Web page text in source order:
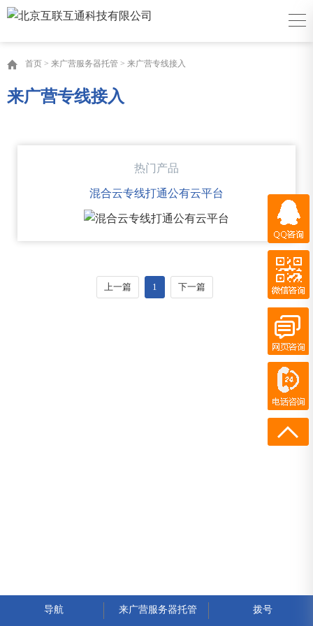
首页 > 来广营服务器托管 > 来广营专线接入
来广营专线接入
热门产品
混合云专线打通公有云平台
上一篇 1 下一篇
QQ咨询
QQ客服
百度商桥
导航 来广营服务器托管 拨号